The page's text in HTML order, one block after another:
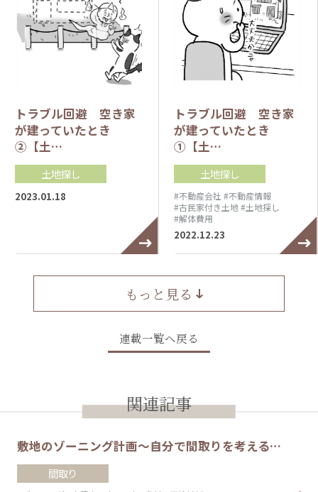
トラブル回避 空き家
が建っていたとき
②【土…
土地探し
2023.01.18
トラブル回避 空き家
が建っていたとき
①【土…
土地探し
#不動産会社 #不動産情報
#古民家付き土地#土地探し
#解体費用
2022.12.23
もっと見る
連載一覧へ戻る
関連記事
敷地のゾーニング計画～自分で間取りを考える…
間取り